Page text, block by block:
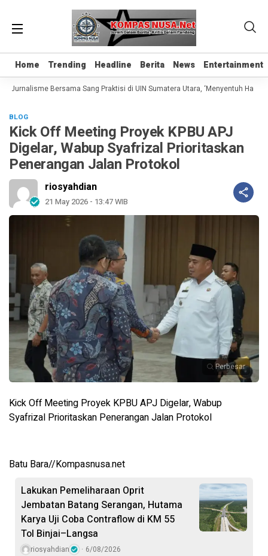
Home Trending Headline Berita News Entertainment
Home Trending Headline Berita News Entertainment
Jurnalisme Bersama Sang Praktisi di UIN Sumatera Utara, ‘Menyentuh Hati
BLOG
Kick Off Meeting Proyek KPBU APJ
Digelar, Wabup Syafrizal Prioritaskan
Penerangan Jalan Protokol
riosyahdian
21 May 2026 - 13:47 WIB
Perbesar
Kick Off Meeting Proyek KPBU APJ Digelar, Wabup
Syafrizal Prioritaskan Penerangan Jalan Protokol
Batu Bara//Kompasnusa.net
Lakukan Pemeliharaan Oprit
Jembatan Batang Serangan, Hutama
Karya Uji Coba Contraflow di KM 55
Tol Binjai–Langsa
riosyahdian 6/08/2026